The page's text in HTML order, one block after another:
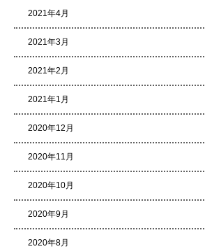
2021年4月
2021年3月
2021年2月
2021年1月
2020年12月
2020年11月
2020年10月
2020年9月
2020年8月